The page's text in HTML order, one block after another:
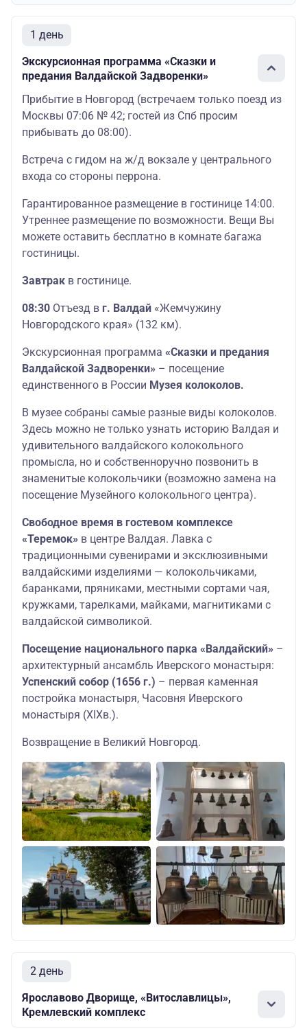
1 день
Экскурсионная программа «Сказки и
предания Валдайской Задворенки»
Прибытие в Новгород (встречаем только поезд из
Москвы 07:06 № 42; гостей из Спб просим
прибывать до 08:00).
Встреча с гидом на ж/д вокзале у центрального
входа со стороны перрона.
Гарантированное размещение в гостинице 14:00.
Утреннее размещение по возможности. Вещи Вы
можете оставить бесплатно в комнате багажа
гостиницы.
Завтрак в гостинице.
08:30 Отъезд в г. Валдай «Жемчужину
Новгородского края» (132 км).
Экскурсионная программа «Сказки и предания
Валдайской Задворенки» – посещение
единственного в России Музея колоколов.
В музее собраны самые разные виды колоколов.
Здесь можно не только узнать историю Валдая и
удивительного валдайского колокольного
промысла, но и собственноручно позвонить в
знаменитые колокольчики (возможно замена на
посещение Музейного колокольного центра).
Свободное время в гостевом комплексе
«Теремок» в центре Валдая. Лавка с
традиционными сувенирами и эксклюзивными
валдайскими изделиями — колокольчиками,
баранками, пряниками, местными сортами чая,
кружками, тарелками, майками, магнитиками с
валдайской символикой.
Посещение национального парка «Валдайский» –
архитектурный ансамбль Иверского монастыря:
Успенский собор (1656 г.) – первая каменная
постройка монастыря, Часовня Иверского
монастыря (XIXв.).
Возвращение в Великий Новгород.
2 день
Ярославово Дворище, «Витославлицы»,
Кремлевский комплекс